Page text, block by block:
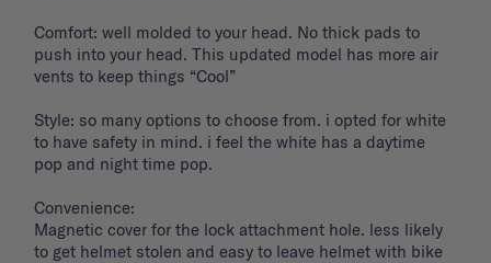
Comfort: well molded to your head. No thick pads to
push into your head. This updated model has more air
vents to keep things “Cool”
Style: so many options to choose from. i opted for white
to have safety in mind. i feel the white has a daytime
pop and night time pop.
Convenience:
Magnetic cover for the lock attachment hole. less likely
to get helmet stolen and easy to leave helmet with bike